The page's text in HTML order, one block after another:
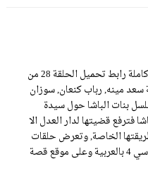
مشاهدة مسلسل بنات الباشا الحلقة 28 كاملة رابط تحميل الحلقة 28 من
سعد مينه, رباب كنعان, سوزان
بنات الباشا حول سيدة
قضيتها لدار العدل الا
الخاصة, وتعرض حلقات
بنات الباشا 2025 يومياً على قناة ام بي سي 4 بالعربية وعلى موقع قصة